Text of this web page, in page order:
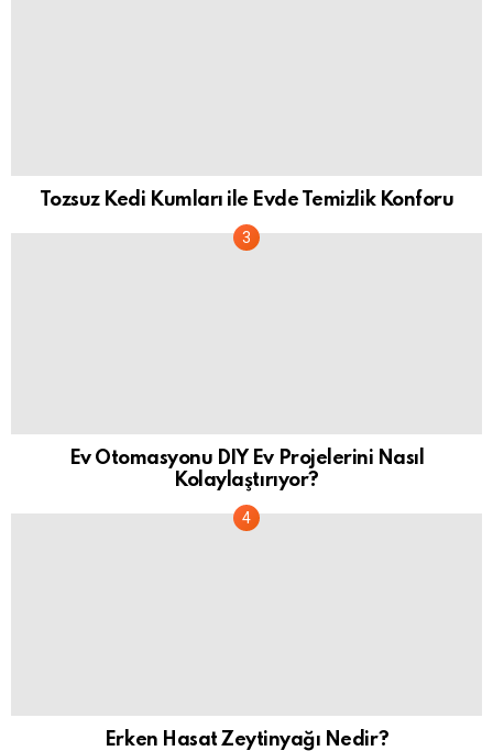
Tozsuz Kedi Kumları ile Evde Temizlik Konforu
Ev Otomasyonu DIY Ev Projelerini Nasıl
Kolaylaştırıyor?
Erken Hasat Zeytinyağı Nedir?